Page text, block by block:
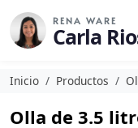
RENA WARE
Carla
Inicio Productos
Olla de 3.5